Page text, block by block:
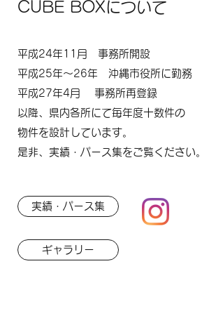
CUBE BOXについて
平成24年11月 事務所開設
平成25年～26年 沖縄市役所に勤務
平成27年4月 事務所再登録
​以降、県内各所にて毎年度十数件の
物件を設計しています。
是非、実績・パース集をご覧ください。
実績・パース集
ギャラリー